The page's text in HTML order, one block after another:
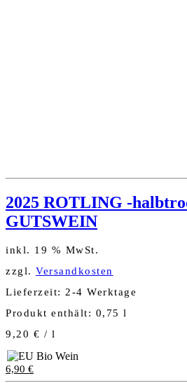
2025 ROTLING -
GUTSWEIN
inkl. 19 % MwSt.
zzgl. Versandkosten
Lieferzeit: 2-4 Werktage
Produkt enthält: 0,75 l
9,20 € / l
6,90 €